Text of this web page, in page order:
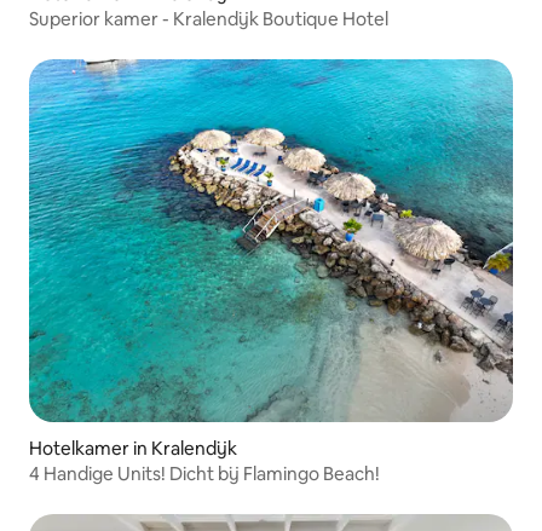
Superior kamer - Kralendijk Boutique Hotel
Hotelkamer in Kralendijk
4 Handige Units! Dicht bij Flamingo Beach!